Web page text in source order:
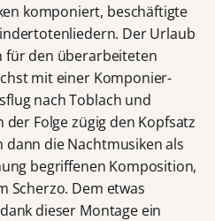
komponiert, beschäftigte
Der Urlaub
für den überarbeiteten
mit einer Komponier-
nach Toblach und
Folge zügig den Kopfsatz
die Nachtmusiken als
begriffenen Komposition,
Scherzo. Dem etwas
dieser Montage ein